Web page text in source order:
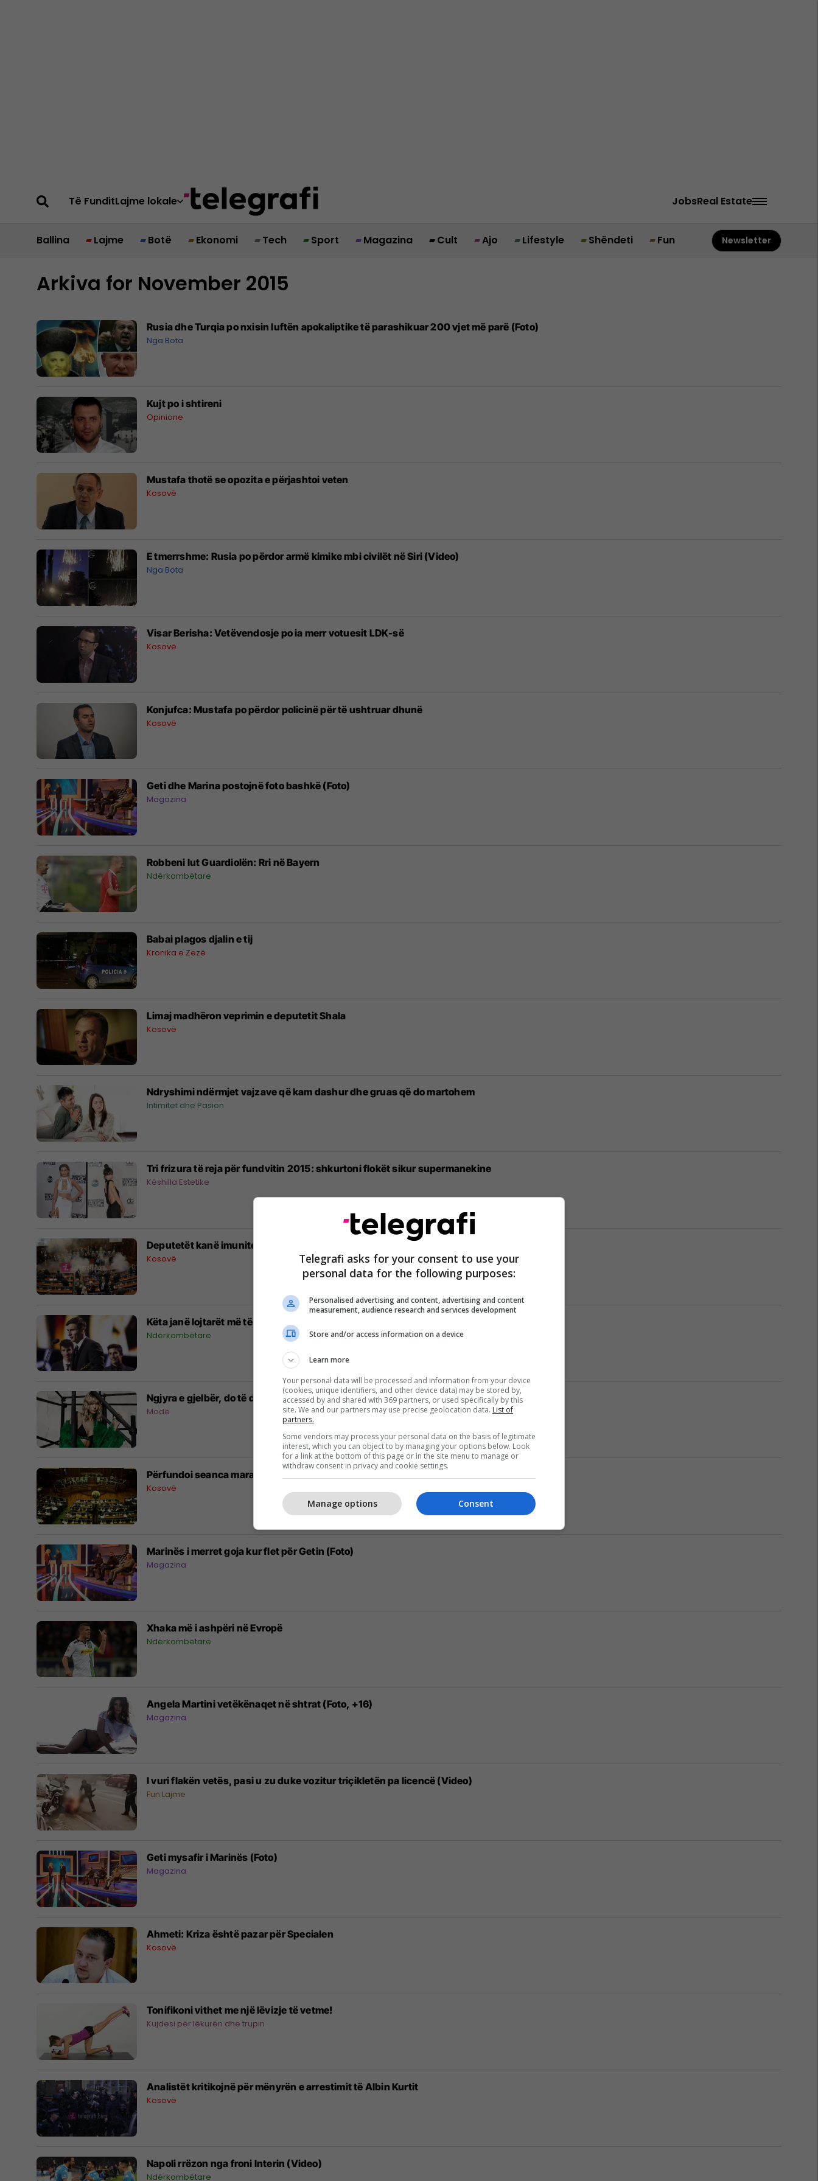
Të FunditLajme lokale JobsReal Estate
Ballina Lajme Botë Ekonomi Tech Sport Magazina Cult Ajo Lifestyle Shëndeti Fun Newsletter
Arkiva for November 2015
Rusia dhe Turqia po nxisin luftën apokaliptike të parashikuar 200 vjet më parë (Foto)
Nga Bota
Kujt po i shtireni
Opinione
Mustafa thotë se opozita e përjashtoi veten
Kosovë
E tmerrshme: Rusia po përdor armë kimike mbi civilët në Siri (Video)
Nga Bota
Visar Berisha: Vetëvendosje po ia merr votuesit LDK-së
Kosovë
Konjufca: Mustafa po përdor policinë për të ushtruar dhunë
Kosovë
Geti dhe Marina postojnë foto bashkë (Foto)
Magazina
Robbeni lut Guardiolën: Rri në Bayern
Ndërkombëtare
Babai plagos djalin e tij
Kronika e Zezë
Limaj madhëron veprimin e deputetit Shala
Kosovë
Ndryshimi ndërmjet vajzave që kam dashur dhe gruas që do martohem
Intimitet dhe Pasion
Tri frizura të reja për fundvitin 2015: shkurtoni flokët sikur supermanekine
Këshilla Estetike
Deputetët kanë imunitet funksional, jashtë përgjegjësive gjykohen si gjithë të tjerët
Kosovë
Këta janë lojtarët më të mirë në La Liga(Foto)
Ndërkombëtare
Ngjyra e gjelbër, do të dominojë në veshjet për festat e fundvitit
Modë
Përfundoi seanca maratonike e Kuvendit, kalohen 35 pikat e rendit të ditës
Kosovë
Marinës i merret goja kur flet për Getin (Foto)
Magazina
Xhaka më i ashpëri në Evropë
Ndërkombëtare
Angela Martini vetëkënaqet në shtrat (Foto, +16)
Magazina
I vuri flakën vetës, pasi u zu duke vozitur triçikletën pa licencë (Video)
Fun Lajme
Geti mysafir i Marinës (Foto)
Magazina
Ahmeti: Kriza është pazar për Specialen
Kosovë
Tonifikoni vithet me një lëvizje të vetme!
Kujdesi për lëkurën dhe trupin
Analistët kritikojnë për mënyrën e arrestimit të Albin Kurtit
Kosovë
Napoli rrëzon nga froni Interin (Video)
Ndërkombëtare
Telegrafi asks for your consent to use your
personal data for the following purposes:
Personalised advertising and content, advertising and content
measurement, audience research and services development
Store and/or access information on a device
Learn more
Your personal data will be processed and information from your device
(cookies, unique identifiers, and other device data) may be stored by,
accessed by and shared with 369 partners, or used specifically by this
site. We and our partners may use precise geolocation data. List of
partners.
Some vendors may process your personal data on the basis of legitimate
interest, which you can object to by managing your options below. Look
for a link at the bottom of this page or in the site menu to manage or
withdraw consent in privacy and cookie settings.
Consent
Manage options